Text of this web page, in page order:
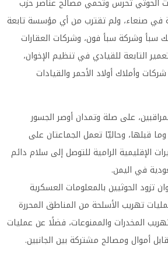
الحوثي تحرس وتحمي مصالح عناصر حزب
في صنعاء، ولم تقترب من أي مؤسسة تابعة
سبأ وشركة سبأ فون، وشركات العقارات
التابعة للقيادي في تنظيم الإخوان،
وأملاك أولاد الأحمر والقيادات
على صلة وتمدان أوصر الجسور
قبلها، وحاليّا تعمل الجماعتان على
الإقليمية الرامية للتوصل إلى سلام دائم
في اليمن.
تزود الحوثيين بالمعلومات العسكرية
تهريب الأسلحة من المناطق المحررة
المخدرات والممنوعات، فضلًا عن عمليات
أموال ومصالح مشتركة بين الجانبين.